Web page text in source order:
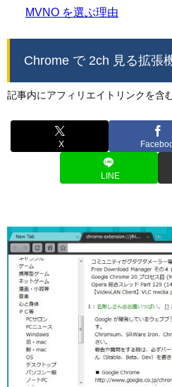
MVNO を選ぶ理由
Chrome で 2ch 見る拡張
記事内にアフィリエイトリンクを含
X
LINE